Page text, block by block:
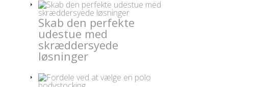
Skab den perfekte
udestue med
skræddersyede
løsninger